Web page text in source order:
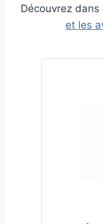
Découvrez
et les